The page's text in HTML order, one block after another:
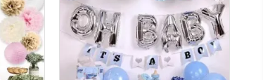
temanın ana hatlarıyla uyumlu olmalıdır.
Davetiyelerde etkinlik tarihi, saati, yeri açıkça
mini sandviçler, tatlılar ve içecekler genellikle tercih